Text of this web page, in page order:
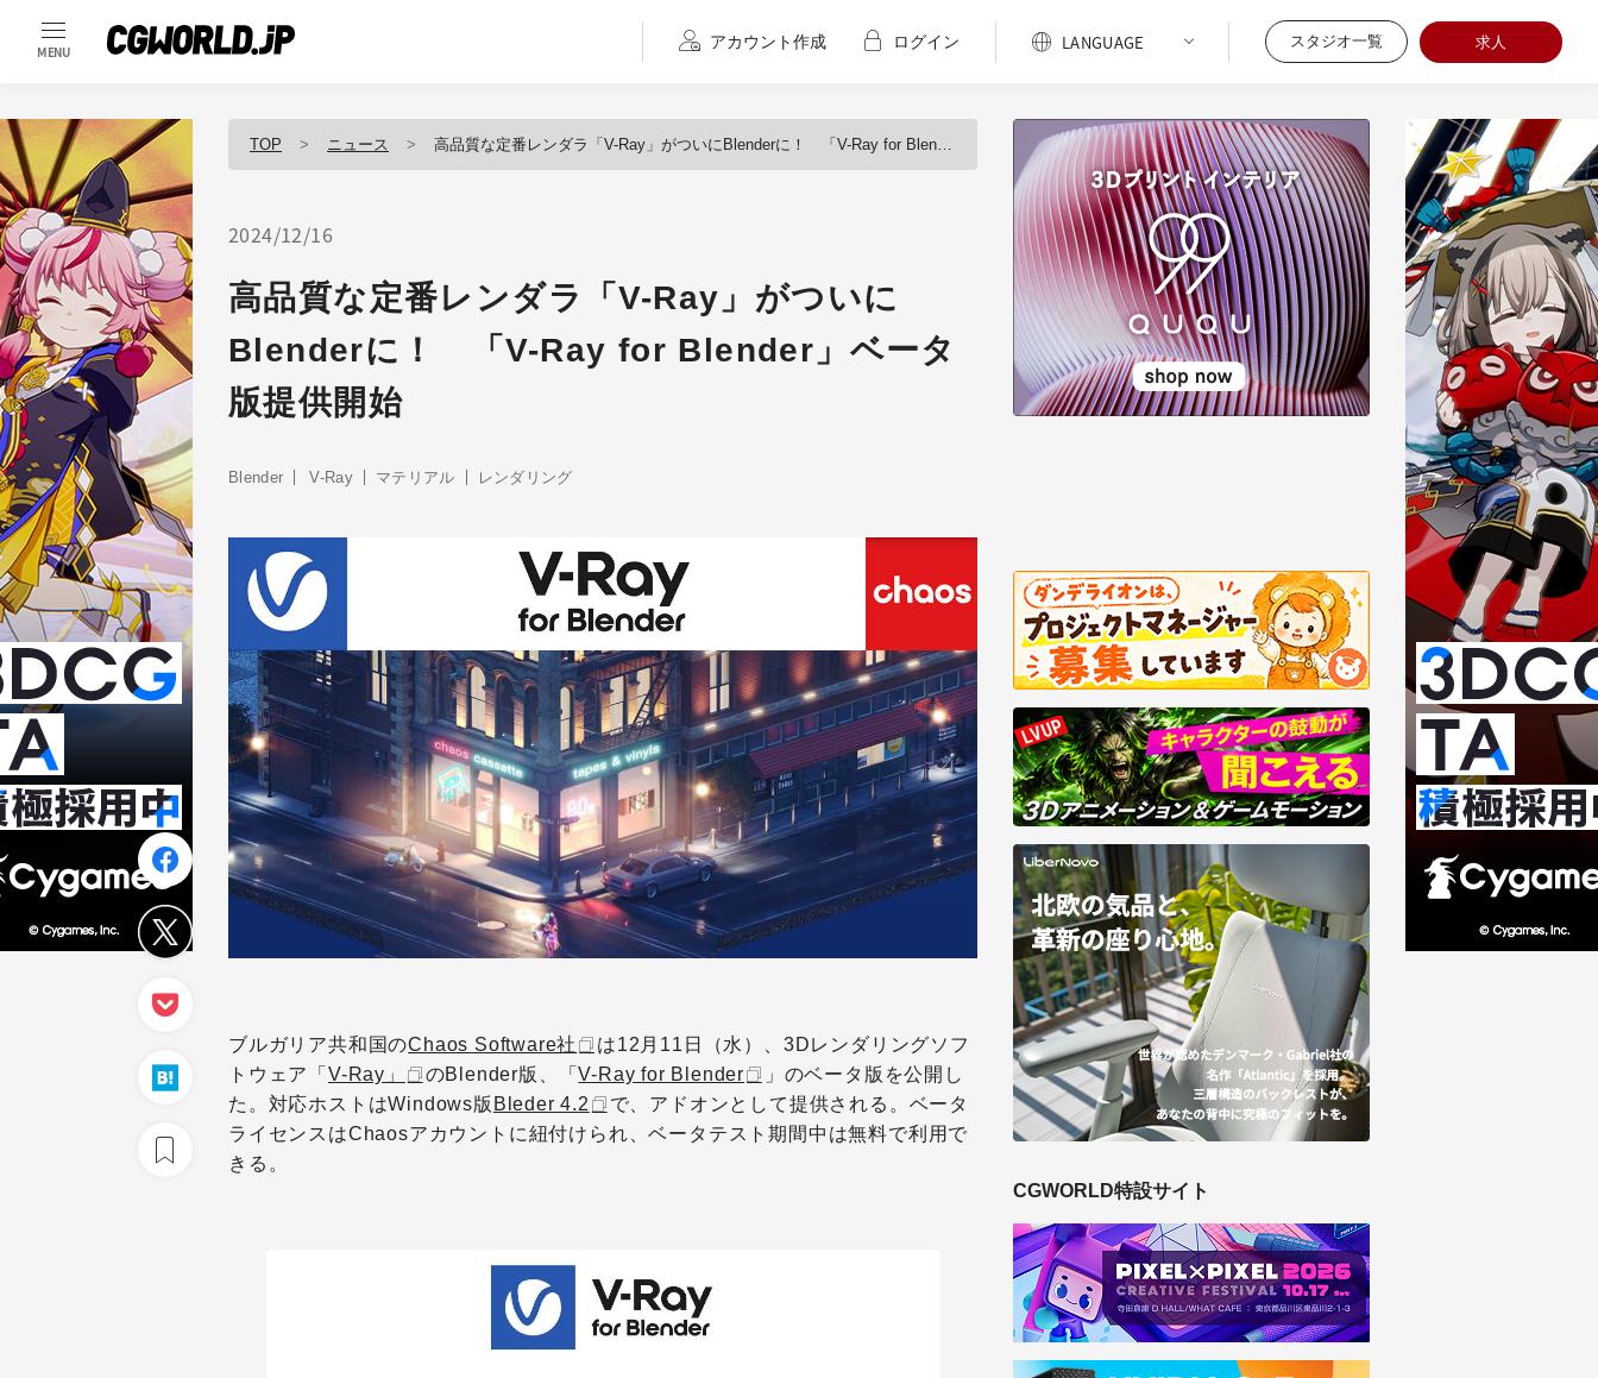
MENU
アカウント作成 ログイン スタジオ一覧 求人
TOP ニュース 高品質な定番レンダラ「V-Ray」がついにBlenderに！ 「V-Ray for Blender」ベータ版提供開始
2024/12/16
高品質な定番レンダラ「V-Ray」がついに
Blenderに！ 「V-Ray for Blender」ベータ
版提供開始
Blender V-Ray マテリアル レンダリング
ブルガリア共和国のChaos Software社
は12月11日（水）、3Dレンダリングソフ
トウェア「 V-Ray」 のBlender版、「V-Ray for Blender
」のベータ版を公開し
た。対応ホストはWindows版 Bleder 4.2
で、アドオンとして提供される。ベータ
ライセンスはChaosアカウントに紐付けられ、ベータテスト期間中は無料で利用で
きる。
CGWORLD特設サイト